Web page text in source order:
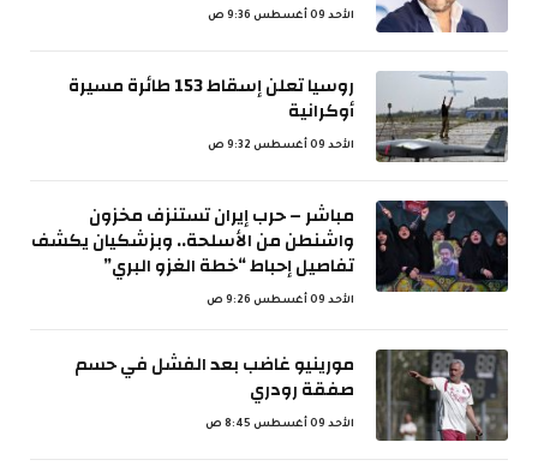
الأحد 09 أغسطس 9:36 ص
روسيا تعلن إسقاط 153 طائرة مسيرة
أوكرانية
الأحد 09 أغسطس 9:32 ص
مباشر – حرب إيران تستنزف مخزون
واشنطن من الأسلحة.. وبزشكيان يكشف
تفاصيل إحباط “خطة الغزو البري”
الأحد 09 أغسطس 9:26 ص
مورينيو غاضب بعد الفشل في حسم
صفقة رودري
الأحد 09 أغسطس 8:45 ص